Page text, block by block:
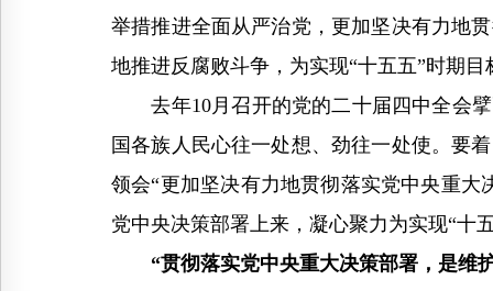
举措推进全面从严治党，更加坚决有力地
地推进反腐败斗争，为实现“十五五”时期
去年10月召开的党的二十届四中全会擘
国各族人民心往一处想、劲往一处使。要
领会“更加坚决有力地贯彻落实党中央重
党中央决策部署上来，凝心聚力为实现“十
“贯彻落实党中央重大决策部署，是维